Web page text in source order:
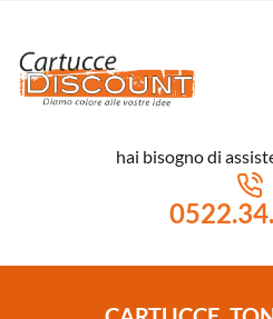
hai bisogno di